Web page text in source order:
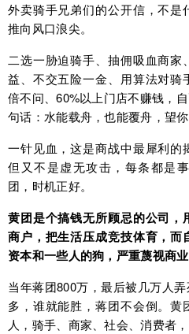
外卖骑手兄弟们的公开信，不是
推向风口浪尖。
二选一胁迫骑手、抽佣吸血商
益、不交五险一金、用算法对骑
倍不问、60%以上门店不赚钱，
句话：水能载舟，也能覆舟，望
一针见血，这是商战中最犀利的
但又不是虚无攻击，每条都是
团，时机正好。
黄团是个搞钱无所顾忌的公司
商户，把生活压成竞技体育，
资本和一些人的狗，严重蔑视商业
当年蒋团800万，最后被几万人
多，谁就能胜，蒋团不会倒。
人，骑手、商家、社会、消费者，